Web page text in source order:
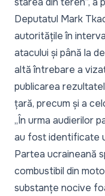
Deputatul Mark
autoritățile în
atacului și până la
altă întrebare a
publicarea
țară, precum și a
„În urma audierilor
au fost identificate
Partea ucraineană
combustibil din
substanțe nocive